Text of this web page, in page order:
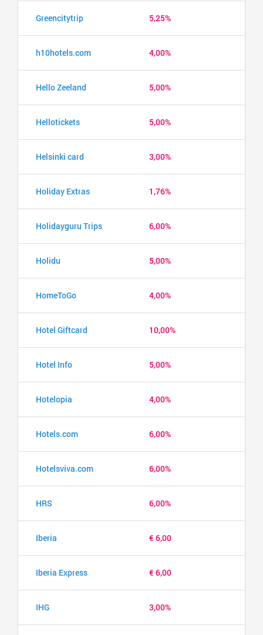
Greencitytrip 5,25%
h10hotels.com 4,00%
Hello Zeeland 5,00%
Hellotickets 5,00%
Helsinki card 3,00%
Holiday Extras 1,76%
Holidayguru Trips 6,00%
Holidu 5,00%
HomeToGo 4,00%
Hotel Giftcard 10,00%
Hotel Info 5,00%
Hotelopia 4,00%
Hotels.com 6,00%
Hotelsviva.com 6,00%
HRS 6,00%
Iberia € 6,00
Iberia Express € 6,00
IHG 3,00%